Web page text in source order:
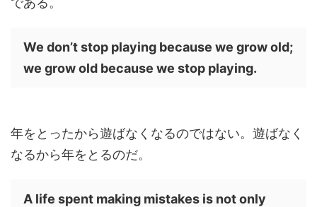
We don’t stop playing because we grow old;
we grow old because we stop playing.
年をとったから遊ばなくなるのではない。遊ばなく
なるから年をとるのだ。
A life spent making mistakes is not only